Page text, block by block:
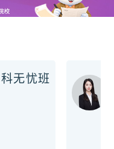
无忧班